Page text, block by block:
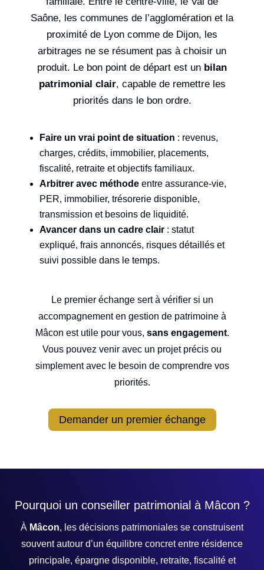
Saône, les communes de l’agglomération et la
proximité de Lyon comme de Dijon, les
arbitrages ne se résument pas à choisir un
produit. Le bon point de départ est un bilan
patrimonial clair, capable de remettre les
priorités dans le bon ordre.
Faire un vrai point de situation : revenus,
charges, crédits, immobilier, placements,
fiscalité, retraite et objectifs familiaux.
Arbitrer avec méthode entre assurance-vie,
PER, immobilier, trésorerie disponible,
transmission et besoins de liquidité.
Avancer dans un cadre clair : statut
expliqué, frais annoncés, risques détaillés et
suivi possible dans le temps.
Le premier échange sert à vérifier si un
accompagnement en gestion de patrimoine à
Mâcon est utile pour vous, sans engagement.
Vous pouvez venir avec un projet précis ou
simplement avec le besoin de comprendre vos
priorités.
Demander un premier échange
Pourquoi un conseiller patrimonial à Mâcon ?
À Mâcon, les décisions patrimoniales se construisent
souvent autour d’un équilibre concret entre résidence
principale, épargne disponible, retraite, fiscalité et